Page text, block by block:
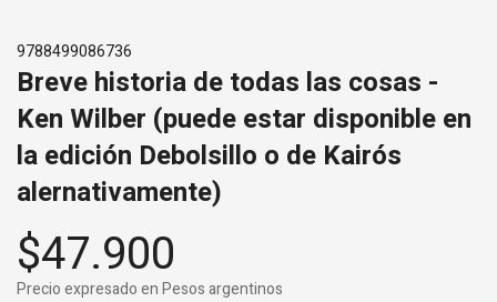
9788499086736
Breve historia de todas las cosas -
Ken Wilber (puede estar disponible en
la edición Debolsillo o de Kairós
alernativamente)
$47.900
Precio expresado en Pesos argentinos